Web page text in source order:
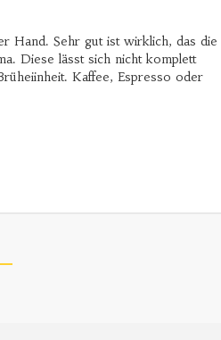
Hand. Sehr gut ist wirklich, das die
Diese lässt sich nicht komplett
Kaffee, Espresso oder